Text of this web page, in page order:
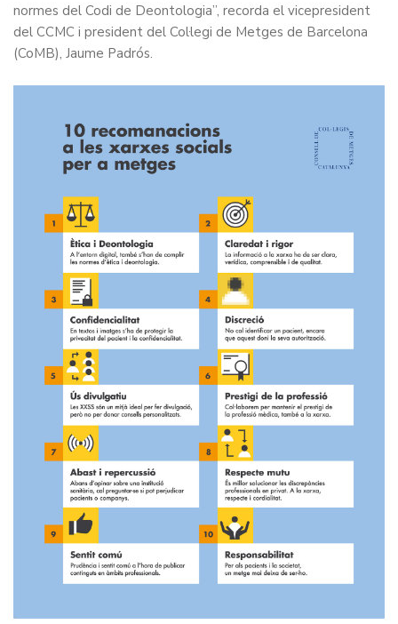
normes del Codi de Deontologia”, recorda el vicepresident
del CCMC i president del Col·legi de Metges de Barcelona
(CoMB), Jaume Padrós.